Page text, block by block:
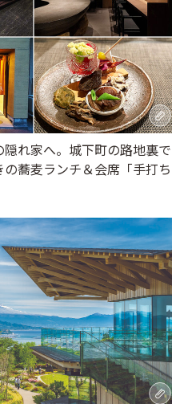
れ家へ。城下町の路地裏で
蕎麦ランチ＆会席「手打ち